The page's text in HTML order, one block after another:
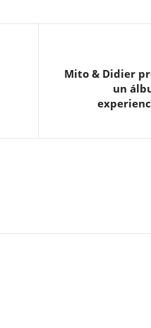
Mito & Didier
un